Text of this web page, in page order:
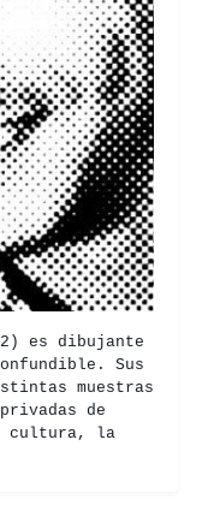
es dibujante
Sus
muestras
de
cultura, la